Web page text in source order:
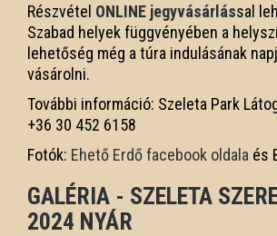
Részvétel ONLINE jegyvásárlással
Szabad helyek függvényében a
lehetőség még a túra indulásának
vásárolni.
További információ: Szeleta Park
+36 30 452 6158
Fotók: Ehető Erdő facebook oldala és
GALÉRIA - SZELETA
2024 NYÁR